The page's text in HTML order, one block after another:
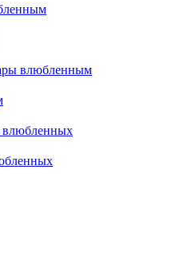
влюбленным
влюбленных